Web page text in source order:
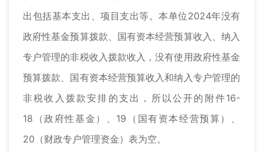
出包括基本支出、项目支出等。本单位2024年没有
政府性基金预算拨款、国有资本经营预算收入、纳入
专户管理的非税收入拨款收入，没有使用政府性基金
预算拨款、国有资本经营预算收入和纳入专户管理的
非税收入拨款安排的支出，所以公开的附件16-
18（政府性基金）、19（国有资本经营预算）、
20（财政专户管理资金）表为空。